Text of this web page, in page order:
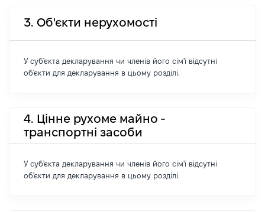
3. Об'єкти нерухомості
У суб'єкта декларування чи членів його сім'ї відсутні
об'єкти для декларування в цьому розділі.
4. Цінне рухоме майно -
транспортні засоби
У суб'єкта декларування чи членів його сім'ї відсутні
об'єкти для декларування в цьому розділі.